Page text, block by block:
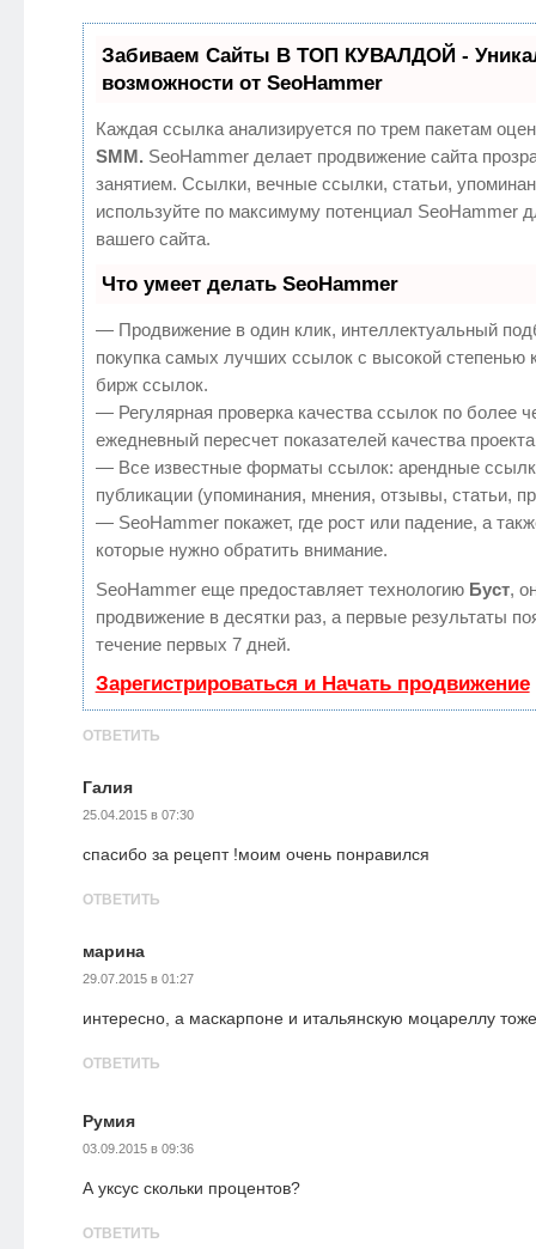
Забиваем Сайты В ТОП КУВАЛДОЙ -
возможности от SeoHammer
Каждая ссылка анализируется по трем пакетам
SMM. SeoHammer делает продвижение сайта
занятием. Ссылки, вечные ссылки, статьи,
используйте по максимуму потенциал SeoHammer
вашего сайта.
Что умеет делать SeoHammer
— Продвижение в один клик, интеллектуальный
покупка самых лучших ссылок с высокой степенью
бирж ссылок.
— Регулярная проверка качества ссылок по более
ежедневный пересчет показателей качества
— Все известные форматы ссылок: арендные
публикации (упоминания, мнения, отзывы, статьи,
— SeoHammer покажет, где рост или падение, а
которые нужно обратить внимание.
SeoHammer еще предоставляет технологию Буст,
продвижение в десятки раз, а первые результаты
течение первых 7 дней.
Зарегистрироваться и Начать продвижение
ОТВЕТИТЬ
Галия
25.04.2015 в 07:30
спасибо за рецепт !моим очень понравился
ОТВЕТИТЬ
марина
29.07.2015 в 01:27
интересно, а маскарпоне и итальянскую моцареллу
ОТВЕТИТЬ
Румия
03.09.2015 в 09:36
А уксус скольки процентов?
ОТВЕТИТЬ